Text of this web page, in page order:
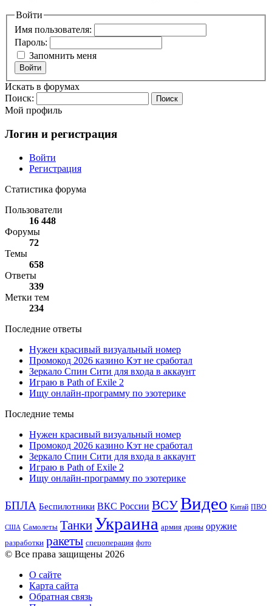
Войти
Имя пользователя:
Пароль:
Запомнить меня
Войти
Искать в форумах
Поиск:
Мой профиль
Логин и регистрация
Войти
Регистрация
Статистика форума
Пользователи
16 448
Форумы
72
Темы
658
Ответы
339
Метки тем
234
Последние ответы
Нужен красивый визуальный номер
Промокод 2026 казино Кэт не сработал
Зеркало Спин Сити для входа в аккаунт
Играю в Path of Exile 2
Ищу онлайн-программу по эзотерике
Последние темы
Нужен красивый визуальный номер
Промокод 2026 казино Кэт не сработал
Зеркало Спин Сити для входа в аккаунт
Играю в Path of Exile 2
Ищу онлайн-программу по эзотерике
БПЛА Беспилотники ВКС России ВСУВидео Китай ПВО
США Самолеты Танки Украина армия дроны оружие
разработки ракеты спецоперация фото
© Все права защищены 2026
О сайте
Карта сайта
Обратная связь